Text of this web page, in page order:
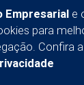
Empresariale
para
Confira a